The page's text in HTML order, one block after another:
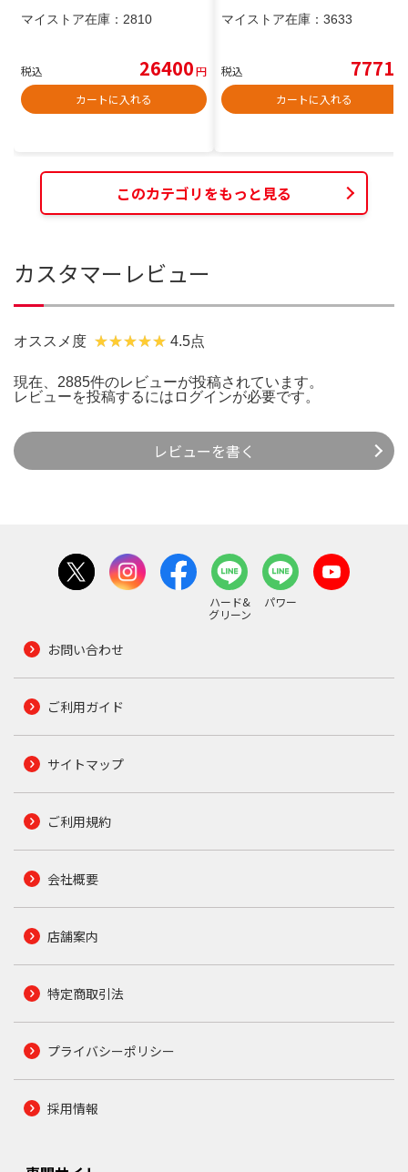
マイストア在庫： 2810
税込 26400円
カートに入れる
マイストア在庫： 3633
税込 7771
カートに入れる
このカテゴリをもっと見る
カスタマーレビュー
オススメ度 4.5点
現在、2885件のレビューが投稿されています。
レビューを投稿するには ログインが必要です。
レビューを書く
ハード&
グリーン
パワー
お問い合わせ
ご利用ガイド
サイトマップ
ご利用規約
会社概要
店舗案内
特定商取引法
プライバシーポリシー
採用情報